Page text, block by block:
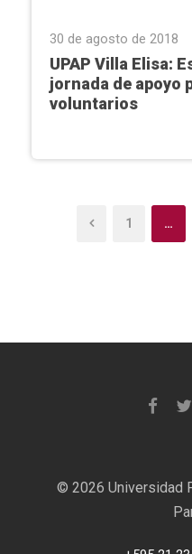
30 de agosto de 2018
UPAP Villa Elisa:
jornada de apoyo
voluntarios
1 …
© 2026 Universidad